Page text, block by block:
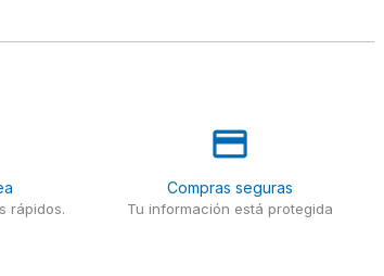
rápidos.
Compras seguras
Tu información está protegida